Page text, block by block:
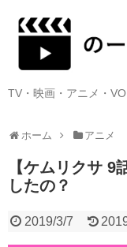
TV・映画・アニメ・
ホーム アニメ
【ケムリクサ 9
したの？
2019/3/7